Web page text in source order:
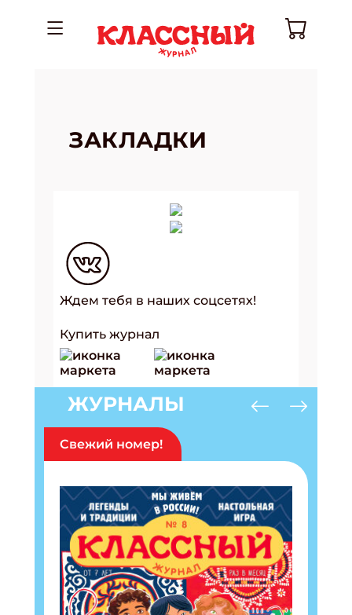
ЗАКЛАДКИ
Ждем тебя в наших соцсетях!
Купить журнал
ЖУРНАЛЫ
Свежий номер!